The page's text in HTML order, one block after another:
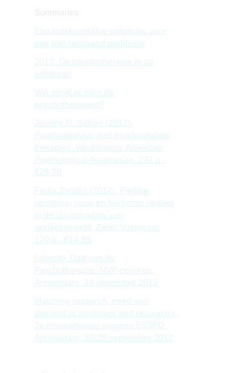
Een krakkemikkige oplossing voor
een niet-bestaand probleem
2013: De psychotherapie in de
achtbaan
Wie zorgt er voor de
psychotherapeut?
Jeremy D. Safran (2012).
Psychoanalysis and psychoanalytic
therapies. Washington: American
Psychological Association. 232 p.,
€29,70
Fedia Jacobs (2012). Pijnlijke
verrijking, rouw en herboren relaties
in de slagschaduw van
oorlogsgeweld. Zeist: Voetspoor.
120 p., €14,95
I-dentity, Dag van de
Psychotherapie. NVP-congres.
Amsterdam, 14 december 2012
Matching research, need and
demand to treatment and resources.
2e internationale congres ESSPD.
Amsterdam, 27-29 september 2012